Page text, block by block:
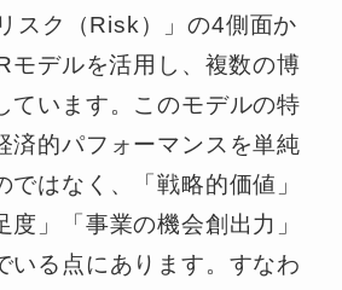
スク（Risk）」の4側面か
モデルを活用し、複数の博
ています。このモデルの特
済的パフォーマンスを単純
ではなく、「戦略的価値」
度」「事業の機会創出力」
いる点にあります。すなわ